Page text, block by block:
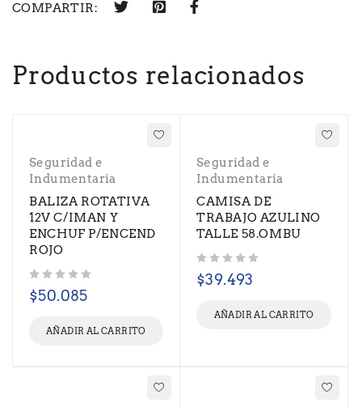
COMPARTIR:
Productos relacionados
Seguridad e
Indumentaria
BALIZA ROTATIVA
12V C/IMAN Y
ENCHUF P/ENCEND
ROJO
$50.085
AÑADIR AL CARRITO
Seguridad e
Indumentaria
CAMISA DE
TRABAJO AZULINO
TALLE 58.OMBU
$39.493
AÑADIR AL CARRITO